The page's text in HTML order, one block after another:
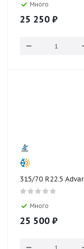
Много
25 250 ₽
315/70 R22.5
Много
25 500 ₽